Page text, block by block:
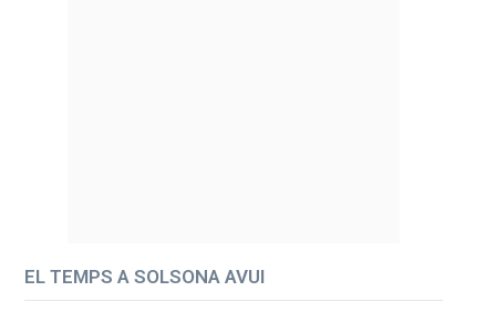
EL TEMPS A SOLSONA AVUI